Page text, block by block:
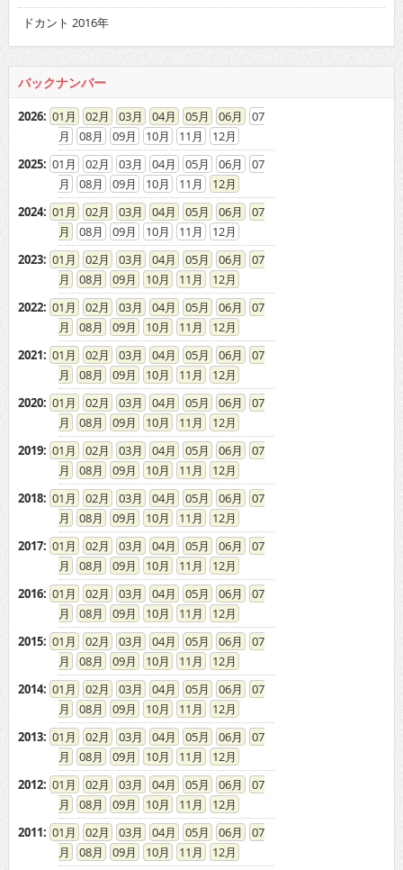
ドカント 2016年
バックナンバー
2026: 01 02 03 04 05 06
07
08
09 10 11
12
2025: 01 02 03 04 05 06
07
08
09 10 11
12
2024: 01 02 03 04 05 06
07
08
09 10 11
12
2023: 01 02 03 04 05 06
07
08
09 10 11
12
2022: 01 02 03 04 05 06
07
08
09 10 11
12
2021: 01 02 03 04 05 06
07
08
09 10 11
12
2020: 01 02 03 04 05 06
07
08
09 10 11
12
2019: 01 02 03 04 05 06
07
08
09 10 11
12
2018: 01 02 03 04 05 06
07
08
09 10 11
12
2017: 01 02 03 04 05 06
07
08
09 10 11
12
2016: 01 02 03 04 05 06
07
08
09 10 11
12
2015: 01 02 03 04 05 06
07
08
09 10 11
12
2014: 01 02 03 04 05 06
07
08
09 10 11
12
2013: 01 02 03 04 05 06
07
08
09 10 11
12
2012: 01 02 03 04 05 06
07
08
09 10 11
12
2011: 01 02 03 04 05 06
07
08
09 10 11
12